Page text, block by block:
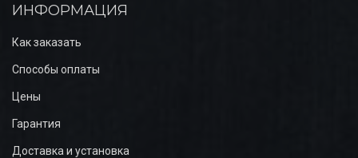
ИНФОРМАЦИЯ
Как заказать
Способы оплаты
Цены
Гарантия
Доставка и установка